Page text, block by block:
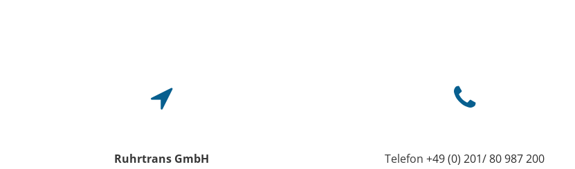
Ruhrtrans GmbH
Telefon+49 (0) 201/ 80 987 200